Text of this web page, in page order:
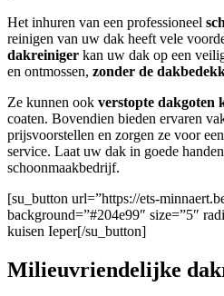
Het inhuren van een professioneel
reinigen van uw dak heeft vele
dakreiniger kan uw dak op een
en ontmossen, zonder de
Ze kunnen ook verstopte dakgoten
coaten. Bovendien bieden ervaren
prijsvoorstellen en zorgen ze voor
service. Laat uw dak in goede
schoonmaakbedrijf.
[su_button url=”https://ets-
background=”#204e99″ size=”5″
kuisen Ieper[/su_button]
Milieuvriendelijke